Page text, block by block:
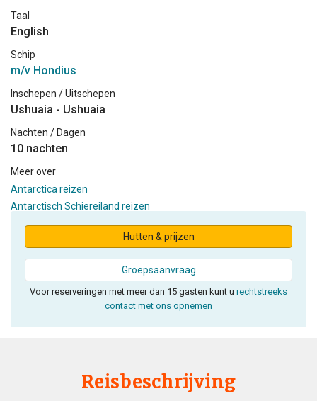
Taal
English
Schip
m/v Hondius
Inschepen / Uitschepen
Ushuaia - Ushuaia
Nachten / Dagen
10 nachten
Meer over
Antarctica reizen
Antarctisch Schiereiland reizen
Hutten & prijzen
Groepsaanvraag
Voor reserveringen met meer dan 15 gasten kunt u rechtstreeks
contact met ons opnemen
Reisbeschrijving